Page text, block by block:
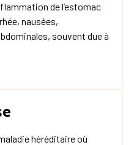
de l’estomac
nausées,
souvent due à
héréditaire où